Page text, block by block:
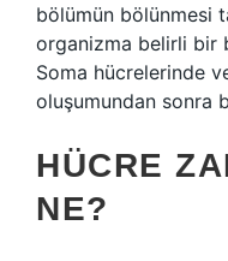
bölümün bölünmesi
organizma belirli bir
Soma hücrelerinde
oluşumundan sonra
HÜCRE
NE?